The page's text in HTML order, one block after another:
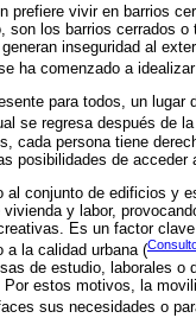
prefiere vivir en barrios
son los barrios cerrados
inseguridad al
ha comenzado a
para todos, un
se regresa después de
cada persona tiene
posibilidades de acceder
al conjunto de edificios y
y labor,
Es un factor
a la calidad urbana (
de estudio, laborales
estos motivos, la
sus necesidades o